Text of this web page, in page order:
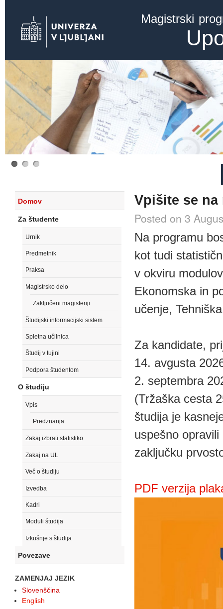
Magistrski
Vpišite se
Posted on 3
Na programu
kot tudi
v okviru
Ekonomska in
učenje,
Za kandidate,
14. avgusta
2. septembra
(Tržaška cesta
študija je
uspešno
zaključku
PDF verzija
Domov
Za študente
Urnik
Predmetnik
Praksa
Magistrsko delo
Zaključeni magisteriji
Študijski informacijski sistem
Spletna učilnica
Študij v tujini
Podpora študentom
O študiju
Vpis
Predznanja
Zakaj izbrati statistiko
Zakaj na UL
Več o študiju
Izvedba
Kadri
Moduli študija
Izkušnje s študija
Povezave
ZAMENJAJ JEZIK
Slovenščina
English